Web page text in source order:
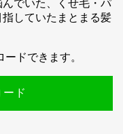
でいた、くせ毛・パ
していたまとまる髪
ドできます。
ド